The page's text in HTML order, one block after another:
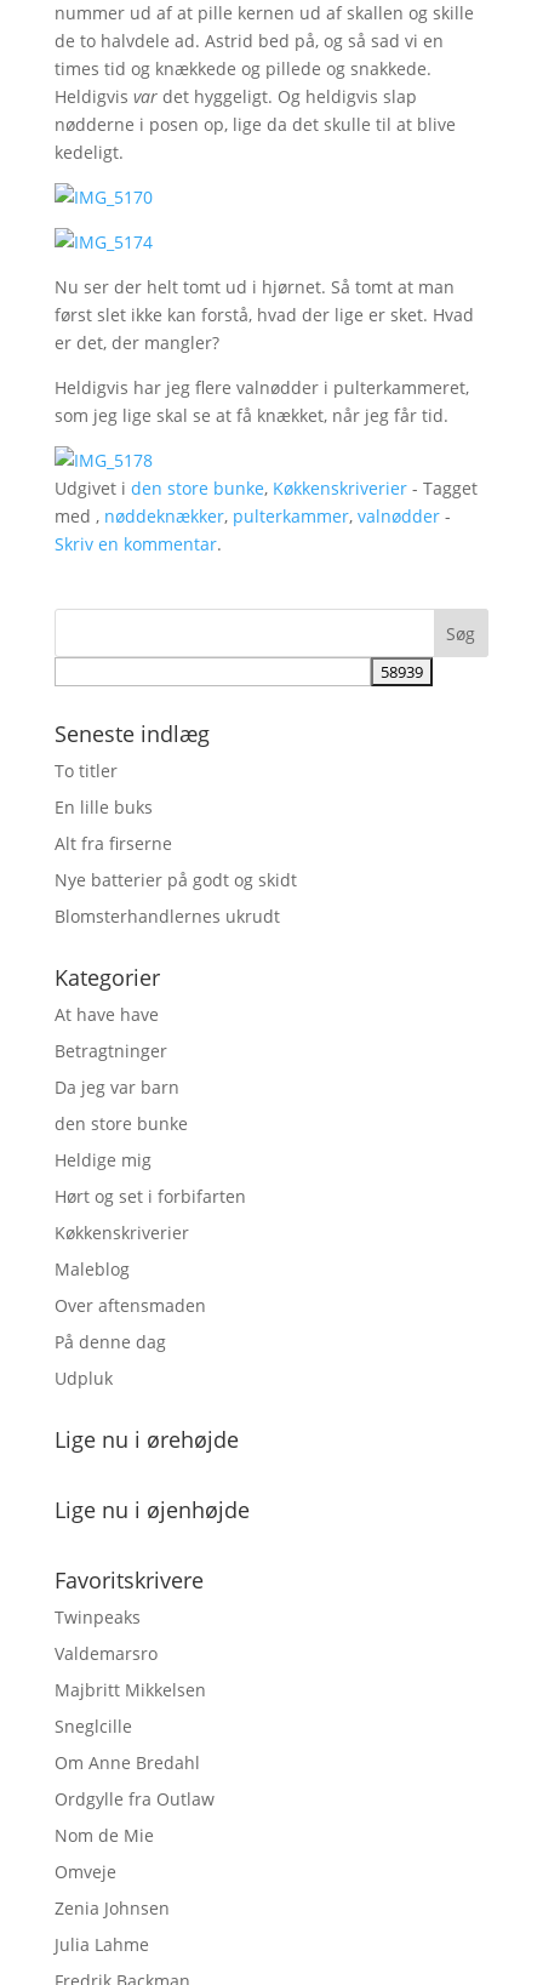
nummer ud af at pille kernen ud af skallen og skille
de to halvdele ad. Astrid bed på, og så sad vi en
times tid og knækkede og pillede og snakkede.
Heldigvis vardet hyggeligt. Og heldigvis slap
nødderne i posen op, lige da det skulle til at blive
kedeligt.
Nu ser der helt tomt ud i hjørnet. Så tomt at man
først slet ikke kan forstå, hvad der lige er sket. Hvad
er det, der mangler?
Heldigvis har jeg flere valnødder i pulterkammeret,
som jeg lige skal se at få knækket, når jeg får tid.
Udgivet i den store bunke, Køkkenskriverier- Tagget
med , nøddeknækker, pulterkammer, valnødder-
Skriv en kommentar.
Seneste indlæg
To titler
En lille buks
Alt fra firserne
Nye batterier på godt og skidt
Blomsterhandlernes ukrudt
Kategorier
At have have
Betragtninger
Da jeg var barn
den store bunke
Heldige mig
Hørt og set i forbifarten
Køkkenskriverier
Maleblog
Over aftensmaden
På denne dag
Udpluk
Lige nu i ørehøjde
Lige nu i øjenhøjde
Favoritskrivere
Twinpeaks
Valdemarsro
Majbritt Mikkelsen
Sneglcille
Om Anne Bredahl
Ordgylle fra Outlaw
Nom de Mie
Omveje
Zenia Johnsen
Julia Lahme